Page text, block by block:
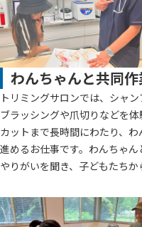
わんちゃんと共同
トリミングサロンでは、シャ
ブラッシングや爪切りなどを
カットまで長時間にわたり、
進めるお仕事です。わんちゃ
やりがいを聞き、子どもたちか